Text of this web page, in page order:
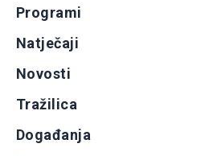
Programi
Natječaji
Novosti
Tražilica
Događanja